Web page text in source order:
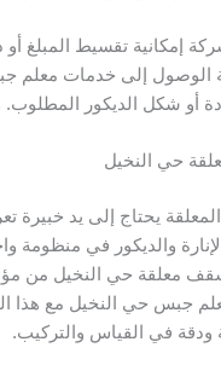
إمكانية تقسيط المبلغ
الوصول إلى خدمات معلم
أو شكل الديكور المطلوب.
حي النخيل
يحتاج إلى يد خبيرة
والديكور في منظومة
معلقة حي النخيل من
جبس حي النخيل مع هذا
ودقة في القياس والتركيب.